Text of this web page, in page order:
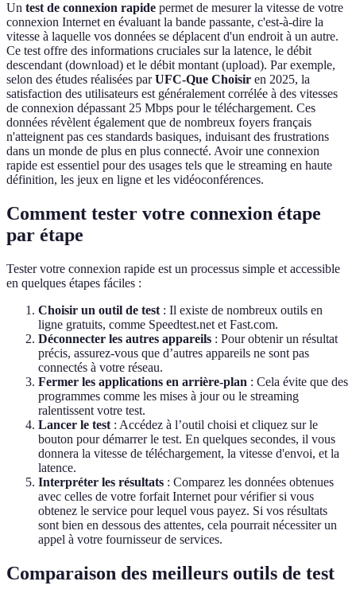
Un test de connexion rapide permet de mesurer la vitesse de votre
connexion Internet en évaluant la bande passante, c'est-à-dire la
vitesse à laquelle vos données se déplacent d'un endroit à un autre.
Ce test offre des informations cruciales sur la latence, le débit
descendant (download) et le débit montant (upload). Par exemple,
selon des études réalisées parUFC-Que Choisir en 2025, la
satisfaction des utilisateurs est généralement corrélée à des vitesses
de connexion dépassant 25 Mbps pour le téléchargement. Ces
données révèlent également que de nombreux foyers français
n'atteignent pas ces standards basiques, induisant des frustrations
dans un monde de plus en plus connecté. Avoir une connexion
rapide est essentiel pour des usages tels que le streaming en haute
définition, les jeux en ligne et les vidéoconférences.
Comment tester votre connexion étape
par étape
Tester votre connexion rapide est un processus simple et accessible
en quelques étapes fáciles :
Choisir un outil de test : Il existe de nombreux outils en
ligne gratuits, comme Speedtest.net et Fast.com.
Déconnecter les autres appareils : Pour obtenir un résultat
précis, assurez-vous que d’autres appareils ne sont pas
connectés à votre réseau.
Fermer les applications en arrière-plan : Cela évite que des
programmes comme les mises à jour ou le streaming
ralentissent votre test.
Lancer le test : Accédez à l’outil choisi et cliquez sur le
bouton pour démarrer le test. En quelques secondes, il vous
donnera la vitesse de téléchargement, la vitesse d'envoi, et la
latence.
Interpréter les résultats : Comparez les données obtenues
avec celles de votre forfait Internet pour vérifier si vous
obtenez le service pour lequel vous payez. Si vos résultats
sont bien en dessous des attentes, cela pourrait nécessiter un
appel à votre fournisseur de services.
Comparaison des meilleurs outils de test